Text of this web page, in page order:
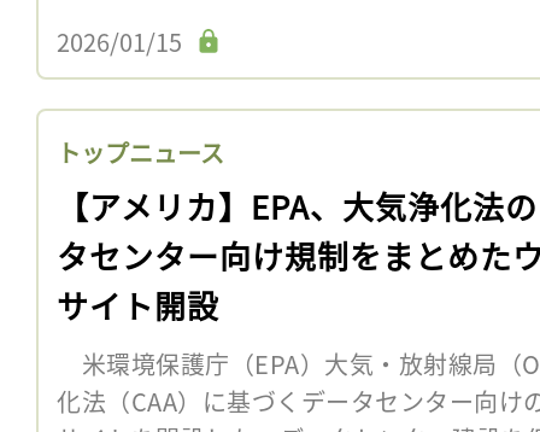
2026/01/15
トップニュース
【アメリカ】EPA、大気浄化法
タセンター向け規制をまとめた
サイト開設
米環境保護庁（EPA）大気・放射線局（
化法（CAA）に基づくデータセンター向け